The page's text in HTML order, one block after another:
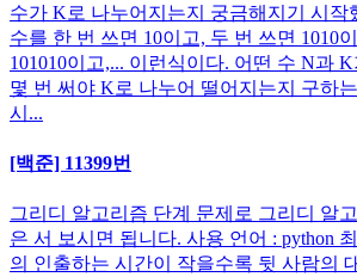
수가 K로 나누어지는지 궁금해지기 시작
수를 한 번 쓰면 10이고, 두 번 쓰면 1010
101010이고,... 이런식이다. 어떤 수 N과
몇 번 써야 K로 나누어 떨어지는지 구하
시...
[백준] 11399번
그리디 알고리즘 단계 문제로 그리디 알
은 서 보시면 됩니다. 사용 언어 : python
의 인출하는 시간이 작을수록 뒷 사람의